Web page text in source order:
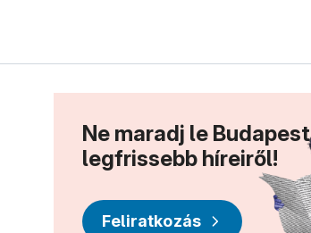
Ne maradj le Budapest
legfrissebb híreiről!
Feliratkozás